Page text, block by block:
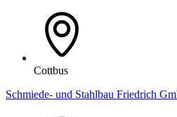
Cottbus
Schmiede- und Stahlbau Friedrich